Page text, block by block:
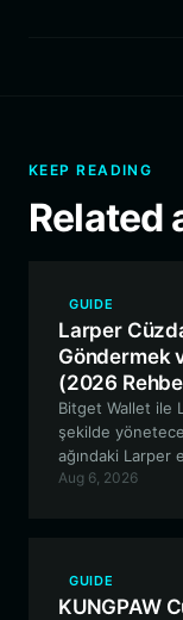
KEEP READING
Related
GUIDE
Larper
Göndermek
(2026
Bitget Wallet ile
şekilde
ağındaki Larper
katılım için en
Aug 6, 2026
GUIDE
KUNGPAW